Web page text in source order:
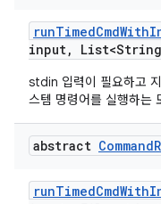
runTimedCmdWith
input,
stdin 입력이 필요하고
스템 명령어를 실행하는
abstract Command
runTimedCmdWith